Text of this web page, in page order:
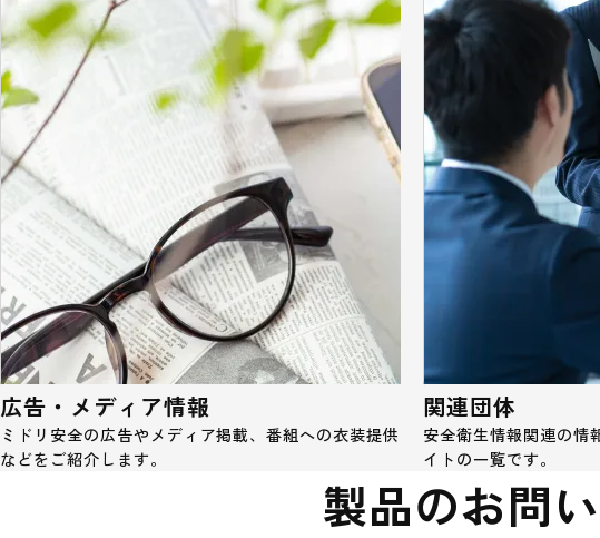
広告・メディア情報
ミドリ安全の広告やメディア掲載、番組への衣装提供
などをご紹介します。
関連団体
安全衛生情報関連の情
イトの一覧です。
製品のお問